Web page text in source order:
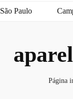
São Paulo
Página